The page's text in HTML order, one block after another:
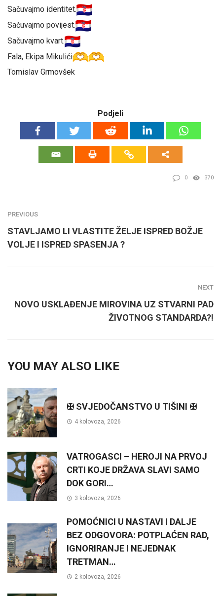
Sačuvajmo identitet.
Sačuvajmo povijest.
Sačuvajmo kvart.
Fala, Ekipa Mikulići
Tomislav Grmovšek
Podjeli
0 370
PREVIOUS
STAVLJAMO LI VLASTITE ŽELJE ISPRED BOŽJE
VOLJE I ISPRED SPASENJA ?
NEXT
NOVO USKLAĐENJE MIROVINA UZ STVARNI PAD
ŽIVOTNOG STANDARDA?!
YOU MAY ALSO LIKE
✠ SVJEDOČANSTVO U TIŠINI ✠
4 kolovoza, 2026
VATROGASCI – HEROJI NA PRVOJ
CRTI KOJE DRŽAVA SLAVI SAMO
DOK GORI…
3 kolovoza, 2026
POMOĆNICI U NASTAVI I DALJE
BEZ ODGOVORA: POTPLAĆEN RAD,
IGNORIRANJE I NEJEDNAK
TRETMAN…
2 kolovoza, 2026